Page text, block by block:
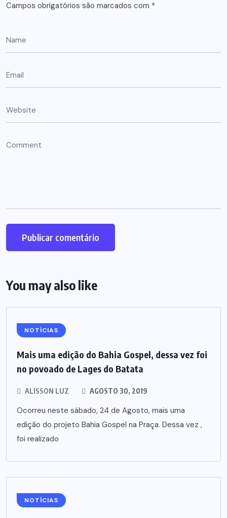
Campos obrigatórios são marcados com *
You may also like
NOTÍCIAS
Mais uma edição do Bahia Gospel, dessa vez foi
no povoado de Lages do Batata
ALISSON LUZ AGOSTO 30, 2019
Ocorreu neste sábado, 24 de Agosto, mais uma
edição do projeto Bahia Gospel na Praça. Dessa vez ,
foi realizado
NOTÍCIAS